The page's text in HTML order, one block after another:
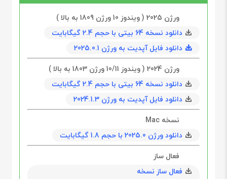
ورژن 2025 ( ویندوز 10 ورژن 1809 به بالا )
دانلود نسخه 64 بیتی با حجم 2.4 گیگابایت
دانلود فایل آپدیت به ورژن 2025.0.1
ورژن 2024 ( ویندوز 10/11 ورژن 1803 به بالا )
دانلود نسخه 64 بیتی با حجم 2.4 گیگابایت
دانلود فایل آپدیت به ورژن 2024.1.3
نسخه Mac
دانلود ورژن 2025.0 با حجم 1.8 گیگابایت
فعال ساز
فعال ساز نسخه